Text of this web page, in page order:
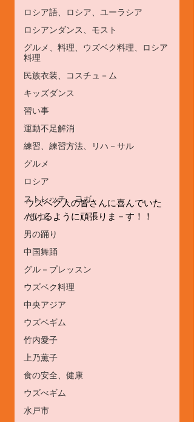
ロシア語、ロシア、ユーラシア
ロシアンダンス、モスト
グルメ、料理、ウズベク料理、ロシア
料理
民族衣装、コスチュ－ム
キッズダンス
習い事
運動不足解消
練習、練習方法、リハ－サル
グルメ
ロシア
ストレッチ、ヨガ
バレエ
男の踊り
中国舞踊
グル－プレッスン
ウズベク料理
中央アジア
ウズベギム
竹内愛子
上乃薫子
食の安全、健康
ウズべギム
水戸市
ウズベク人の皆さんに喜んでいた
だけるように頑張りま－す！！